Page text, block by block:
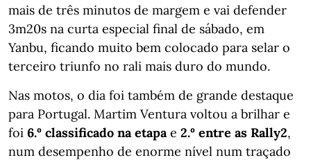
mais de três minutos de margem e vai defender
3m20s na curta especial final de sábado, em
Yanbu, ficando muito bem colocado para selar o
terceiro triunfo no rali mais duro do mundo.
Nas motos, o dia foi também de grande destaque
para Portugal. Martim Ventura voltou a brilhar e
foi 6.º classificado na etapa e 2.º entre as Rally2,
num desempenho de enorme nível num traçado